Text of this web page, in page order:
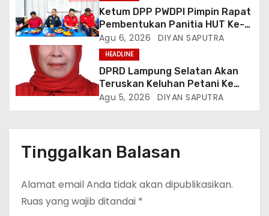
Ketum DPP PWDPI Pimpin Rapat
Pembentukan Panitia HUT Ke-4,
Berikut Susunan Dan Rangkaian
Kegiatannya
Agu 6, 2026 DIYAN SAPUTRA
HEADLINE
DPRD Lampung Selatan Akan
Teruskan Keluhan Petani Ke
Dinas Terkait, Minta Audit
Agu 5, 2026 DIYAN SAPUTRA
Tinggalkan Balasan
Alamat email Anda tidak akan dipublikasikan.
Ruas yang wajib ditandai *